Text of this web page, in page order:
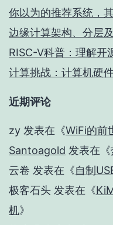
你以为的推荐系统，
边缘计算架构、分层
RISC-V科普：理解开
计算挑战：计算机硬
近期评论
zy 发表在《WiFi的前
Santoagold 发表在《
云卷 发表在《自制
极客石头 发表在《
机》